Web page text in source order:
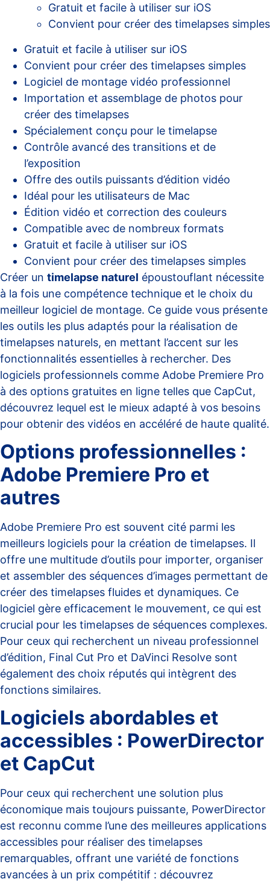
Gratuit et facile à utiliser sur iOS
Convient pour créer des timelapses simples
Gratuit et facile à utiliser sur iOS
Convient pour créer des timelapses simples
Logiciel de montage vidéo professionnel
Importation et assemblage de photos pour
créer des timelapses
Spécialement conçu pour le timelapse
Contrôle avancé des transitions et de
l’exposition
Offre des outils puissants d’édition vidéo
Idéal pour les utilisateurs de Mac
Édition vidéo et correction des couleurs
Compatible avec de nombreux formats
Gratuit et facile à utiliser sur iOS
Convient pour créer des timelapses simples
Créer un timelapse naturel époustouflant nécessite
à la fois une compétence technique et le choix du
meilleur logiciel de montage. Ce guide vous présente
les outils les plus adaptés pour la réalisation de
timelapses naturels, en mettant l’accent sur les
fonctionnalités essentielles à rechercher. Des
logiciels professionnels comme Adobe Premiere Pro
à des options gratuites en ligne telles que CapCut,
découvrez lequel est le mieux adapté à vos besoins
pour obtenir des vidéos en accéléré de haute qualité.
Options professionnelles :
Adobe Premiere Pro et
autres
Adobe Premiere Pro est souvent cité parmi les
meilleurs logiciels pour la création de timelapses. Il
offre une multitude d’outils pour importer, organiser
et assembler des séquences d’images permettant de
créer des timelapses fluides et dynamiques. Ce
logiciel gère efficacement le mouvement, ce qui est
crucial pour les timelapses de séquences complexes.
Pour ceux qui recherchent un niveau professionnel
d’édition, Final Cut Pro et DaVinci Resolve sont
également des choix réputés qui intègrent des
fonctions similaires.
Logiciels abordables et
accessibles : PowerDirector
et CapCut
Pour ceux qui recherchent une solution plus
économique mais toujours puissante, PowerDirector
est reconnu comme l’une des meilleures applications
accessibles pour réaliser des timelapses
remarquables, offrant une variété de fonctions
avancées à un prix compétitif : découvrez